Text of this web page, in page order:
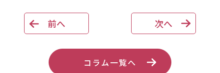
前へ 次へ
コラム一覧へ